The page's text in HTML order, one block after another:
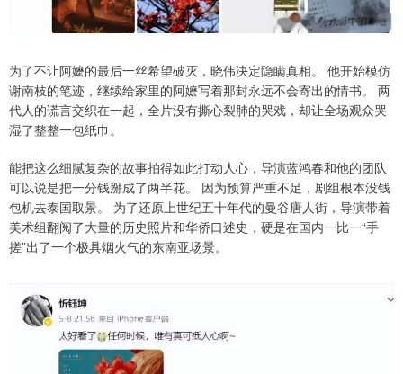
为了不让阿嬷的最后一丝希望破灭，晓伟决定隐瞒真相。 他开始模仿
谢南枝的笔迹，继续给家里的阿嬷写着那封永远不会寄出的情书。 两
代人的谎言交织在一起，全片没有撕心裂肺的哭戏，却让全场观众哭
湿了整整一包纸巾。
能把这么细腻复杂的故事拍得如此打动人心，导演蓝鸿春和他的团队
可以说是把一分钱掰成了两半花。 因为预算严重不足，剧组根本没钱
包机去泰国取景。 为了还原上世纪五十年代的曼谷唐人街，导演带着
美术组翻阅了大量的历史照片和华侨口述史，硬是在国内一比一“手
搓”出了一个极具烟火气的东南亚场景。